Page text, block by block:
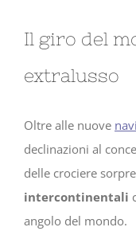
Il giro del
extralusso
Oltre alle nuove
declinazioni al
delle crociere
intercontinentali
angolo del mondo.